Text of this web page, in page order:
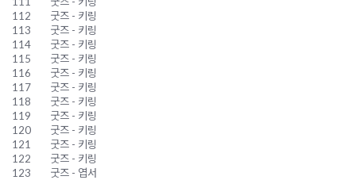
112
굿즈 - 키링
113
굿즈 - 키링
114
굿즈 - 키링
115
굿즈 - 키링
116
굿즈 - 키링
117
굿즈 - 키링
118
굿즈 - 키링
119
굿즈 - 키링
120
굿즈 - 키링
121
굿즈 - 키링
122
굿즈 - 키링
123
굿즈 - 엽서